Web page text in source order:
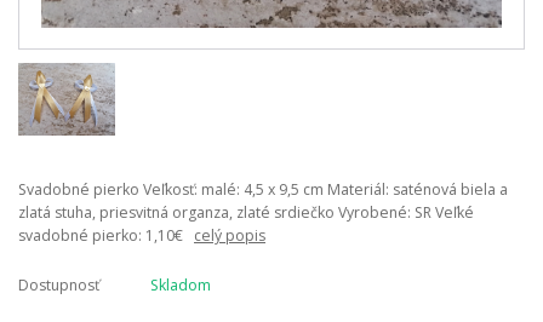
Svadobné pierko Veľkosť: malé: 4,5 x 9,5 cm Materiál: saténová biela a
zlatá stuha, priesvitná organza, zlaté srdiečko Vyrobené: SR Veľké
svadobné pierko: 1,10€ celý popis
Dostupnosť Skladom